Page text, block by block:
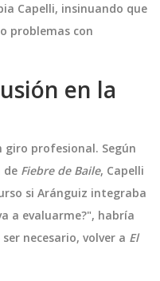
Capelli, insinuando que
problemas con
en la
profesional. Según
de Fiebre de Baile, Capelli
si Aránguiz integraba
a evaluarme?", habría
necesario, volver a El